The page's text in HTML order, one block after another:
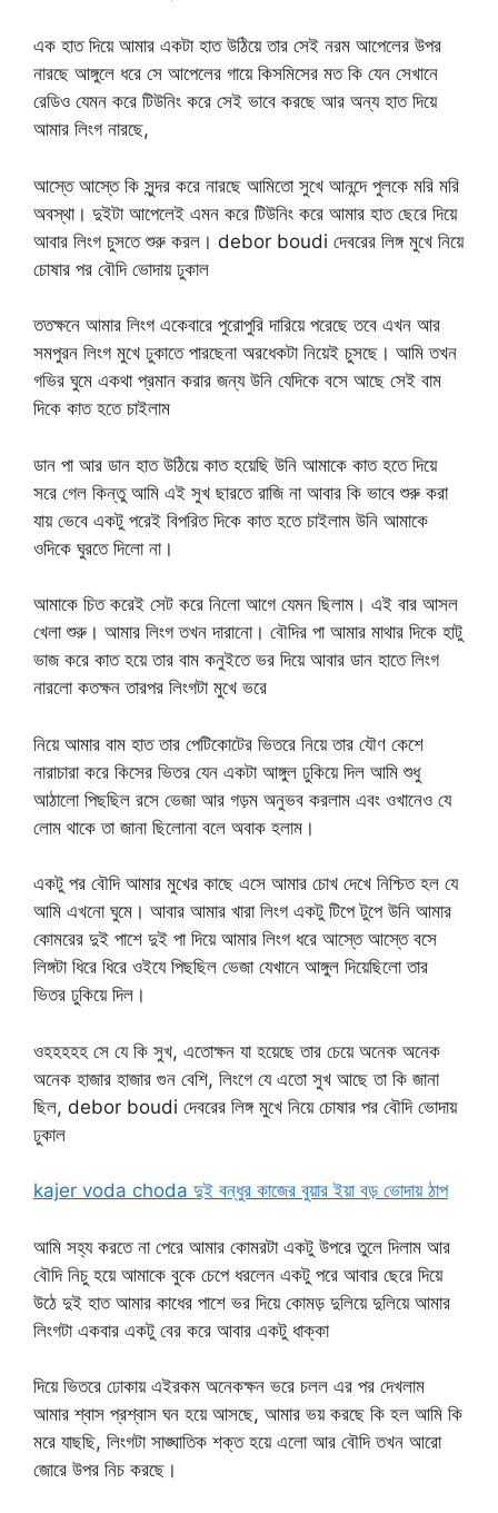
এক হাত দিয়ে আমার একটা হাত উঠিয়ে তার সেই নরম আপেলের উপর
নারছে আঙ্গুলে ধরে সে আপেলের গায়ে কিসমিসের মত কি যেন সেখানে
রেডিও যেমন করে টিউনিং করে সেই ভাবে করছে আর অন্য হাত দিয়ে
আমার লিংগ নারছে,
আস্তে আস্তে কি সুন্দর করে নারছে আমিতো সুখে আনন্দে পুলকে মরি মরি
অবস্থা। দুইটা আপেলেই এমন করে টিউনিং করে আমার হাত ছেরে দিয়ে
আবার লিংগ চুসতে শুরু করল। debor boudi দেবরের লিঙ্গ মুখে নিয়ে
চোষার পর বৌদি ভোদায় ঢুকাল
ততক্ষনে আমার লিংগ একেবারে পুরোপুরি দারিয়ে পরেছে তবে এখন আর
সমপুরন লিংগ মুখে ঢুকাতে পারছেনা অরধেকটা নিয়েই চুসছে। আমি তখন
গভির ঘুমে একথা প্রমান করার জন্য উনি যেদিকে বসে আছে সেই বাম
দিকে কাত হতে চাইলাম
ডান পা আর ডান হাত উঠিয়ে কাত হয়েছি উনি আমাকে কাত হতে দিয়ে
সরে গেল কিন্তু আমি এই সুখ ছারতে রাজি না আবার কি ভাবে শুরু করা
যায় ভেবে একটু পরেই বিপরিত দিকে কাত হতে চাইলাম উনি আমাকে
ওদিকে ঘুরতে দিলো না।
আমাকে চিত করেই সেট করে নিলো আগে যেমন ছিলাম। এই বার আসল
খেলা শুরু। আমার লিংগ তখন দারানো। বৌদির পা আমার মাথার দিকে হাটু
ভাজ করে কাত হয়ে তার বাম কনুইতে ভর দিয়ে আবার ডান হাতে লিংগ
নারলো কতক্ষন তারপর লিংগটা মুখে ভরে
নিয়ে আমার বাম হাত তার পেটিকোটের ভিতরে নিয়ে তার যৌণ কেশে
নারাচারা করে কিসের ভিতর যেন একটা আঙ্গুল ঢুকিয়ে দিল আমি শুধু
আঠালো পিছছিল রসে ভেজা আর গড়ম অনুভব করলাম এবং ওখানেও যে
লোম থাকে তা জানা ছিলোনা বলে অবাক হলাম।
একটু পর বৌদি আমার মুখের কাছে এসে আমার চোখ দেখে নিশ্চিত হল যে
আমি এখনো ঘুমে। আবার আমার খারা লিংগ একটু টিপে টুপে উনি আমার
কোমরের দুই পাশে দুই পা দিয়ে আমার লিংগ ধরে আস্তে আস্তে বসে
লিঙ্গটা ধিরে ধিরে ওইযে পিছছিল ভেজা যেখানে আঙ্গুল দিয়েছিলো তার
ভিতর ঢুকিয়ে দিল।
ওহহহহহ সে যে কি সুখ, এতোক্ষন যা হয়েছে তার চেয়ে অনেক অনেক
অনেক হাজার হাজার গুন বেশি, লিংগে যে এতো সুখ আছে তা কি জানা
ছিল, debor boudi দেবরের লিঙ্গ মুখে নিয়ে চোষার পর বৌদি ভোদায়
ঢুকাল
kajer voda choda দুই বন্ধুর কাজের বুয়ার ইয়া বড় ভোদায় ঠাপ
আমি সহ্য করতে না পেরে আমার কোমরটা একটু উপরে তুলে দিলাম আর
বৌদি নিচু হয়ে আমাকে বুকে চেপে ধরলেন একটু পরে আবার ছেরে দিয়ে
উঠে দুই হাত আমার কাধের পাশে ভর দিয়ে কোমড় দুলিয়ে দুলিয়ে আমার
লিংগটা একবার একটু বের করে আবার একটু ধাক্কা
দিয়ে ভিতরে ঢোকায় এইরকম অনেকক্ষন ভরে চলল এর পর দেখলাম
আমার শ্বাস প্রশ্বাস ঘন হয়ে আসছে, আমার ভয় করছে কি হল আমি কি
মরে যাছছি, লিংগটা সাঙ্ঘাতিক শক্ত হয়ে এলো আর বৌদি তখন আরো
জোরে উপর নিচ করছে।